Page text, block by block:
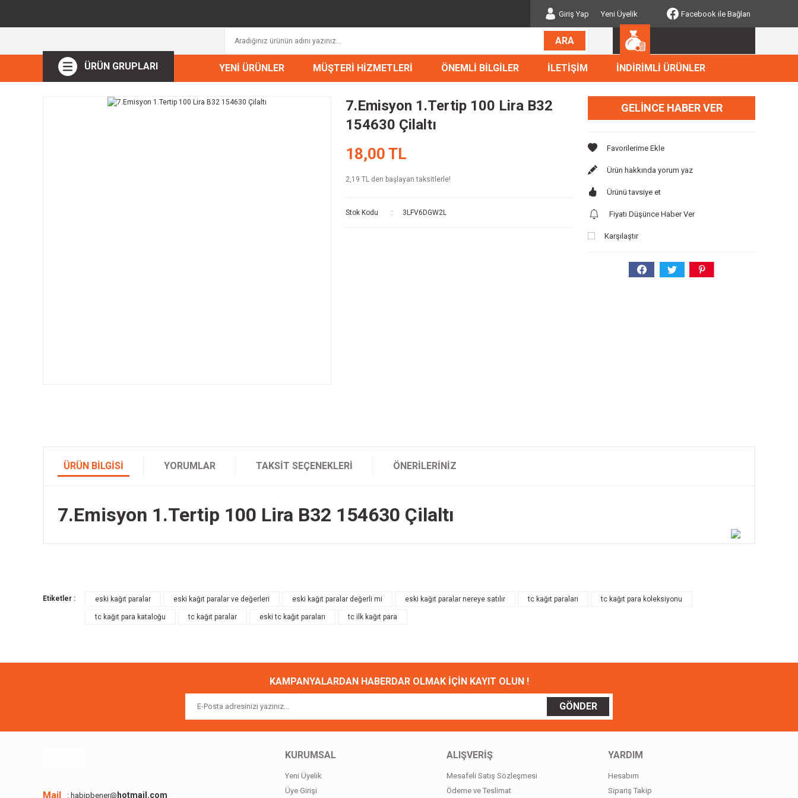
Giriş Yap Yeni Üyelik Facebook ile Bağlan
ARA
ÜRÜN GRUPLARI YENİ ÜRÜNLER MÜŞTERİ HİZMETLERİ ÖNEMLİ BİLGİLER İLETİŞİM İNDİRİMLİ ÜRÜNLER
7.Emisyon 1.Tertip 100 Lira B32
154630 Çilaltı
18,00 TL
2,19 TL den başlayan taksitlerle!
Stok Kodu 3LFV6DGW2L
GELINCE HABER VER
Ürün hakkında yorum yaz
Ürünü tavsiye et
Fiyatı Düşünce Haber Ver
Karşılaştır
ÜRÜN BILGISI YORUMLAR TAKSIT SEÇENEKLERI ÖNERILERINIZ
7.Emisyon 1.Tertip 100 Lira B32 154630 Çilaltı
Yorum Yaz
Ürün resmi kalitesiz, bozuk veya görüntülenemiyor.
Ürün açıklamasında eksik bilgiler bulunuyor.
Etiketler : eski kağıt paralar eski kağıt paralar ve değerleri eski kağıt paralar değerli mi eski kağıt paralar nereye satılır tc kağıt paraları tc kağıt para koleksiyonu
tc kağıt para kataloğu tc kağıt paralar eski tc kağıt paraları tc ilk kağıt para
KAMPANYALARDAN HABERDAR OLMAK İÇİN KAYIT OLUN !
GÖNDER
Mail : habipbener@ hotmail.com
KURUMSAL
Yeni Üyelik
Üye Girişi
ALIŞVERİŞ
Mesafeli Satış Sözleşmesi
Ödeme ve Teslimat
YARDIM
Hesabım
Sipariş Takip